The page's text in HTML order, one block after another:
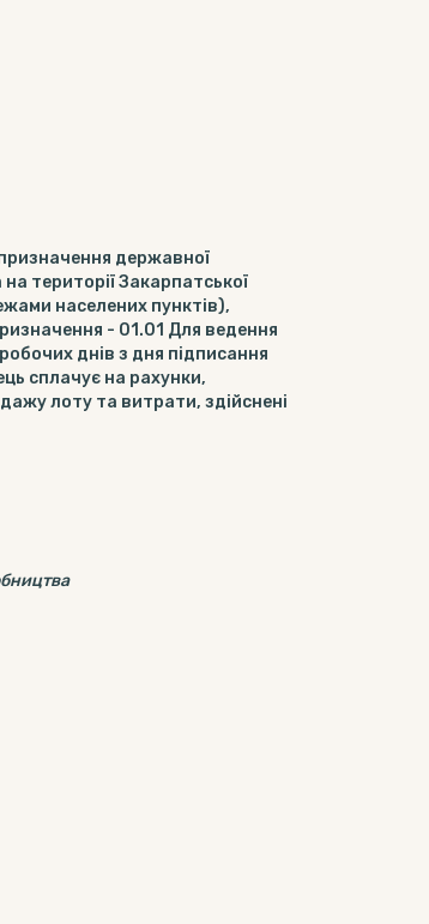
державної
території Закарпатської
населених пунктів),
- 01.01 Для ведення
днів з дня підписання
сплачує на рахунки,
лоту та витрати, здійснені